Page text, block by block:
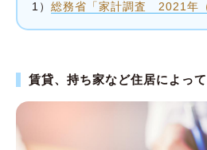
1） 総務省「家計調査 2021年
賃貸、持ち家など住居によっ